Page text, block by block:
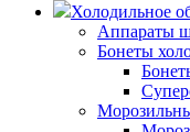
Холодильное
Аппараты
Бонеты